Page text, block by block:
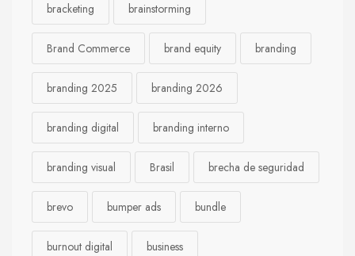
bracketing brainstorming
Brand Commerce brand equity branding
branding 2025 branding 2026
branding digital branding interno
branding visual Brasil brecha de seguridad
brevo bumper ads bundle
burnout digital business